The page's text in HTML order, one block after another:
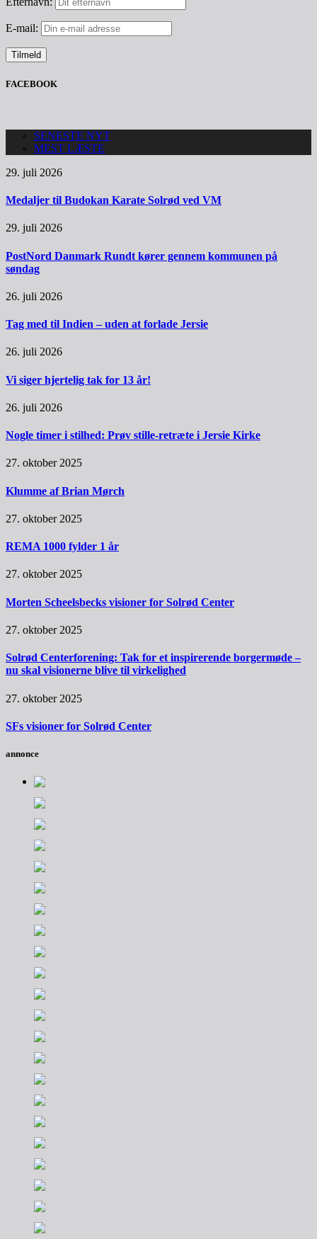
E-mail:
FACEBOOK
SENESTE NYT
MEST LÆSTE
29. juli 2026
Medaljer til Budokan Karate Solrød ved VM
29. juli 2026
PostNord Danmark Rundt kører gennem kommunen på
søndag
26. juli 2026
Tag med til Indien – uden at forlade Jersie
26. juli 2026
Vi siger hjertelig tak for 13 år!
26. juli 2026
Nogle timer i stilhed: Prøv stille-retræte i Jersie Kirke
27. oktober 2025
Klumme af Brian Mørch
27. oktober 2025
REMA 1000 fylder 1 år
27. oktober 2025
Morten Scheelsbecks visioner for Solrød Center
27. oktober 2025
Solrød Centerforening: Tak for et inspirerende borgermøde –
nu skal visionerne blive til virkelighed
27. oktober 2025
SFs visioner for Solrød Center
annonce